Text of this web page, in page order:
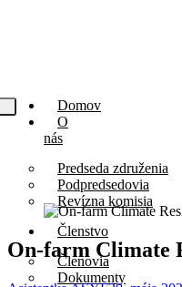
Domov
O
nás
Predseda združenia
Podpredsedovia
Revízna komisia
Členstvo
Členovia
Dokumenty
On-farm Climate